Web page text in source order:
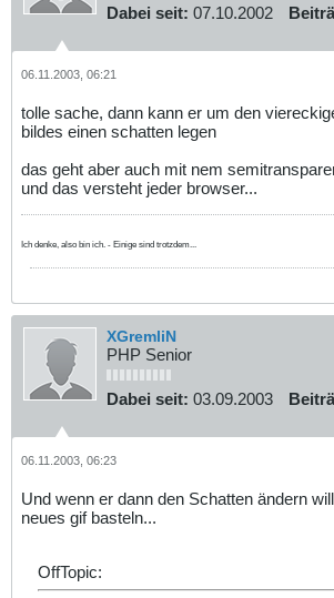
Dabei seit: 07.10.2002
06.11.2003, 06:21
tolle sache, dann kann er um den
bildes einen schatten legen
das geht aber auch mit nem
und das versteht jeder browser...
Ich denke, also bin ich. - Einige sind trotzdem...
XGremliN
PHP Senior
Dabei seit: 03.09.2003
06.11.2003, 06:23
Und wenn er dann den Schatten ändern
neues gif basteln...
OffTopic: